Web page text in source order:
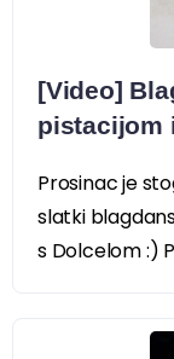
[Video]
pistacijom
Prosinac je
slatki
s Dolcelom :)